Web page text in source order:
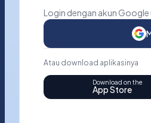
Login dengan akun Google
Atau download aplikasinya
Download on the
App Store